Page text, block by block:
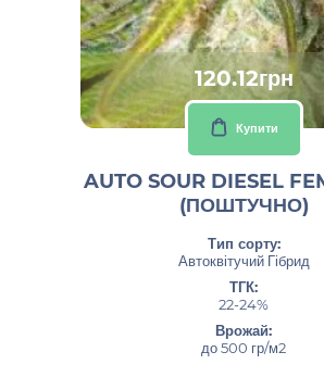
120.12грн
Купити
AUTO SOUR DIESEL
(ПОШТУЧНО)
Тип сорту:
Автоквітучий Гібрид
ТГК:
22-24%
Врожай:
до 500 гр/м2